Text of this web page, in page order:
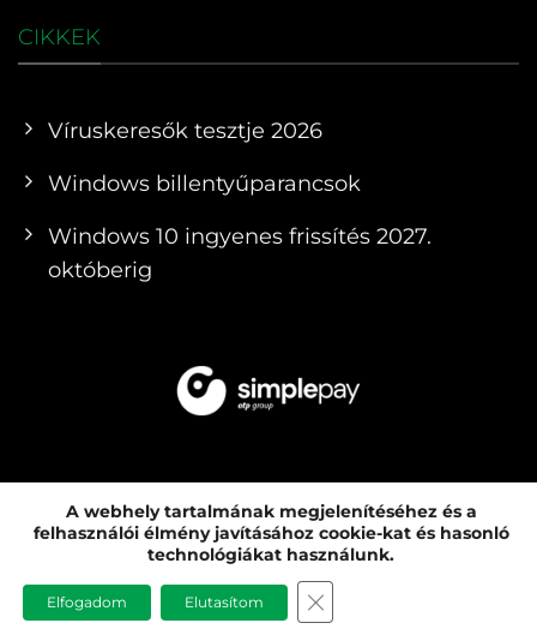
CIKKEK
Víruskeresők tesztje 2026
Windows billentyűparancsok
Windows 10 ingyenes frissítés 2027.
októberig
© 2010 - 2026 PCMENTOR SZERVIZ KFT. |
SZÁMÍTÓGÉP ÉS LAPTOP KERESKEDÉS ÉS
SZERVIZ
A webhely tartalmának megjelenítéséhez és a
felhasználói élmény javításához cookie-kat és hasonló
technológiákat használunk.
Elfogadom Elutasítom CLOSE GDPR COOKIE